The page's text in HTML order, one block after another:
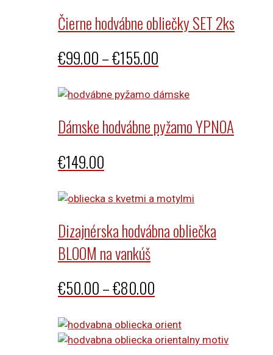
Čierne hodvábne obliečky SET 2ks
€99.00–€155.00
€99.00
through
Dámske hodvábne pyžamo YPNOA
€149.00
Dizajnérska hodvábna obliečka
BLOOM na vankúš
€50.00–€80.00
€50.00